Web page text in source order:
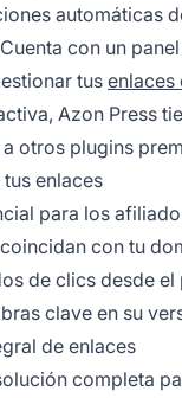
automáticas
con un
tus enlaces
Azon Press
otros plugins
enlaces
para los
con tu
de clics desde
clave en su
de enlaces
completa